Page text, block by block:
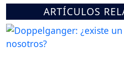
ARTÍCULOS